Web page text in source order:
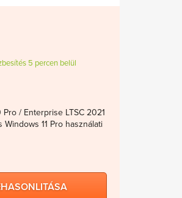
5 percen belül
Pro / Enterprise LTSC 2021
Windows 11 Pro használati